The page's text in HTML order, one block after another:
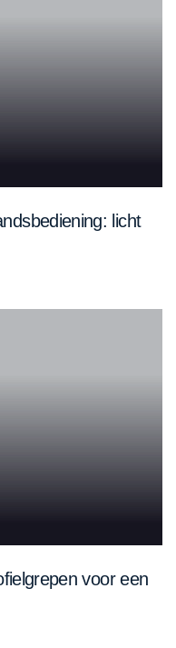
licht
voor een